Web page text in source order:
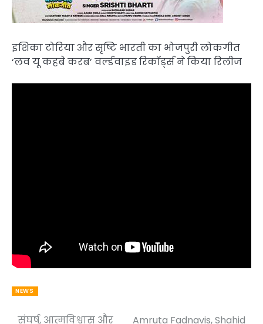
इशिका टोरिया और सृष्टि भारती का भोजपुरी लोकगीत
‘लव यू कहबे करब’ वर्ल्डवाइड रिकॉर्ड्स ने किया रिलीज
NEWS
संघर्ष, आत्मविश्वास और Amruta Fadnavis, Shahid